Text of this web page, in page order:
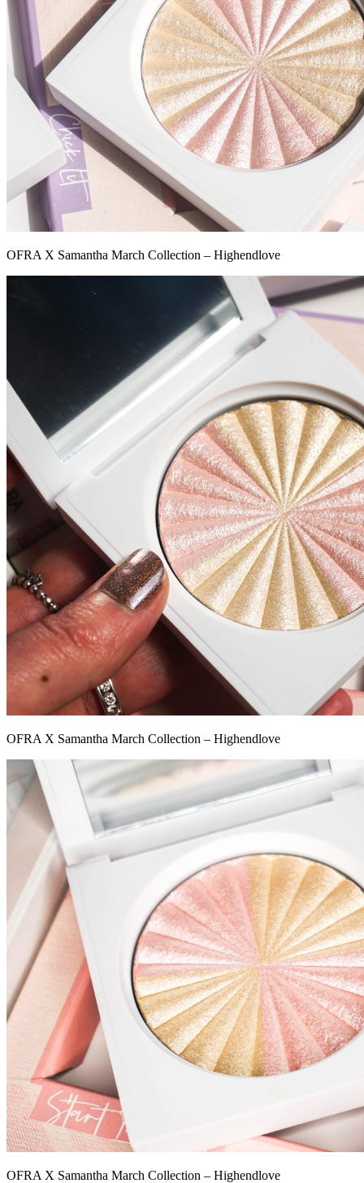
OFRA X Samantha March Collection – Highendlove
OFRA X Samantha March Collection – Highendlove
OFRA X Samantha March Collection – Highendlove